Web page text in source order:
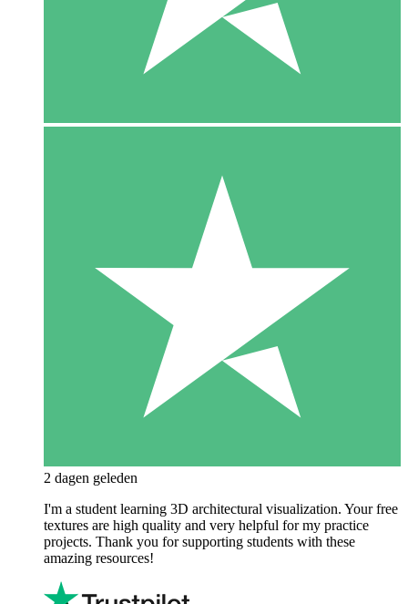
2 dagen geleden
I'm a student learning 3D architectural visualization. Your free
textures are high quality and very helpful for my practice
projects. Thank you for supporting students with these
amazing resources!